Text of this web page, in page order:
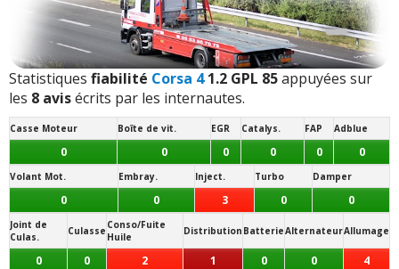
Equipement:1aime
Poids:2n'aiment pas
Eclairage:1aime
Fiabilité:3n'aiment pas
Entretien (coût):1aime
Transmission(s) disponibles(s) :
Mécanique5 vitesses
- (
Consommation sur autoroute)
Jantes disponibles de série :
17 pouces
- (215/45 R 17:Roulis maitrisé/
trottoirs / Confort dégradé)
Note des internautes :
12/20
Panne la plus signalée :
bobine d'allumage
Statistiques fiabilité Corsa 41.2 GPL 85appuyées sur
les 8 avisécrits par les internautes.
Casse Moteur Boîte de vit. EGR Catalys. FAP Adblue
0 0 0 0 0 0
Volant Mot. Embray. Inject. Turbo Damper
0 0 3 0 0
Joint de
Culas.
Culasse Conso/Fuite
Huile
Distribution BatterieAlternateurAllumage
0 0 2 1 0 0 4